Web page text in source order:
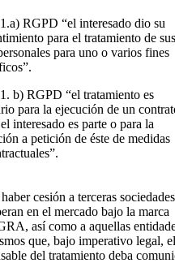
RGPD “el interesado dio su
para el tratamiento de sus
para uno o varios fines
b) RGPD “el tratamiento es
para la ejecución de un
interesado es parte o para la
a petición de éste de medidas
cesión a terceras sociedades
en el mercado bajo la marca
así como a aquellas
que, bajo imperativo legal, el
del tratamiento deba